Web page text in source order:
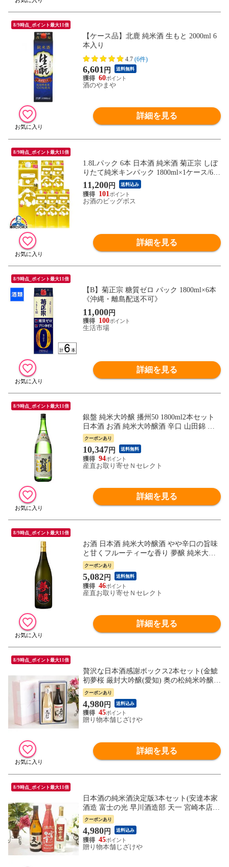
8/9時点_ポイント最大11倍
【ケース品】北鹿 純米酒 生もと 2000ml 6
本入り
4.7 (6件)
6,601 円 送料無料
60
酒のやまや
詳細を見る
8/9時点_ポイント最大11倍
1.8Lパック 6本 日本酒 純米酒 菊正宗 しぼ
りたて純米キンパック 1800ml×1ケース/6本
《006》『FSH』【本州のみ 送料無料】
11,200円 送料込み
101
お酒のビッグボス
詳細を見る
8/9時点_ポイント最大11倍
【B】菊正宗 糖質ゼロ パック 1800ml×6本
《沖縄・離島配送不可》
11,000円
100
生活市場
詳細を見る
8/9時点_ポイント最大11倍
銀盤 純米大吟醸 播州50 1800ml2本セット
日本酒 お酒 純米大吟醸酒 辛口 山田錦 和
食 清酒 イタリアン 酒 家飲み 地酒 富山 銀
盤酒造【北海道・沖縄県・離島 配送不可】
クーポンあり
10,347 円 送料無料
94
産直お取り寄せＮセレクト
詳細を見る
8/9時点_ポイント最大11倍
お酒 日本酒 純米大吟醸酒 やや辛口の旨味
と甘くフルーティーな香り 夢醸 純米大吟
醸 宮本酒造店 石川県
クーポンあり
5,082円 送料無料
46
産直お取り寄せＮセレクト
詳細を見る
8/9時点_ポイント最大11倍
贅沢な日本酒感謝ボックス2本セット(金鯱
初夢桜 厳封大吟醸(愛知) 奥の松純米吟醸
(福島)) 720ml×2本
クーポンあり
4,980円 送料込み
45
贈り物本舗じざけや
詳細を見る
8/9時点_ポイント最大11倍
日本酒の純米酒決定版3本セット(安達本家
酒造 富士の光 早川酒造部 天一 宮崎本店
宮の雪) 720ml×3本 ギフト飲み比べ セット
クーポンあり
4,980円 送料込み
45
贈り物本舗じざけや